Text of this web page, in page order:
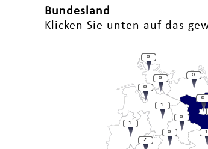
Bundesland
Klicken Sie unten auf das
1
1
0
0
0
0
0
0
1
2
0